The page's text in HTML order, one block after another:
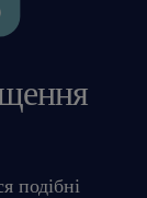
подібні